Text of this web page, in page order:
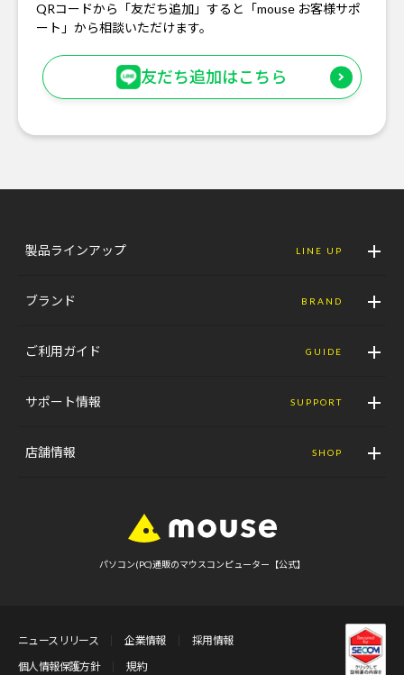
QRコードから「友だち追加」すると「mouse お客様サポ
ート」から相談いただけます。
友だち追加はこちら
製品ラインアップ LINE UP
ブランド BRAND
ご利用ガイド GUIDE
サポート情報 SUPPORT
店舗情報 SHOP
パソコン(PC)通販のマウスコンピューター【公式】
ニュースリリース 企業情報
採用情報
個人情報保護方針
規約